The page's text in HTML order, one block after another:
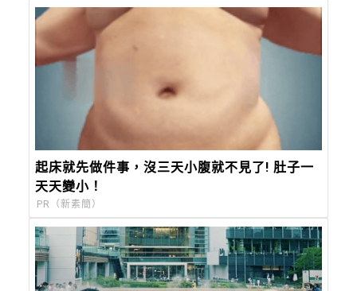
起床就先做件事，沒三天小腹就不見了! 肚子一
天天變小！
PR（新素簡）